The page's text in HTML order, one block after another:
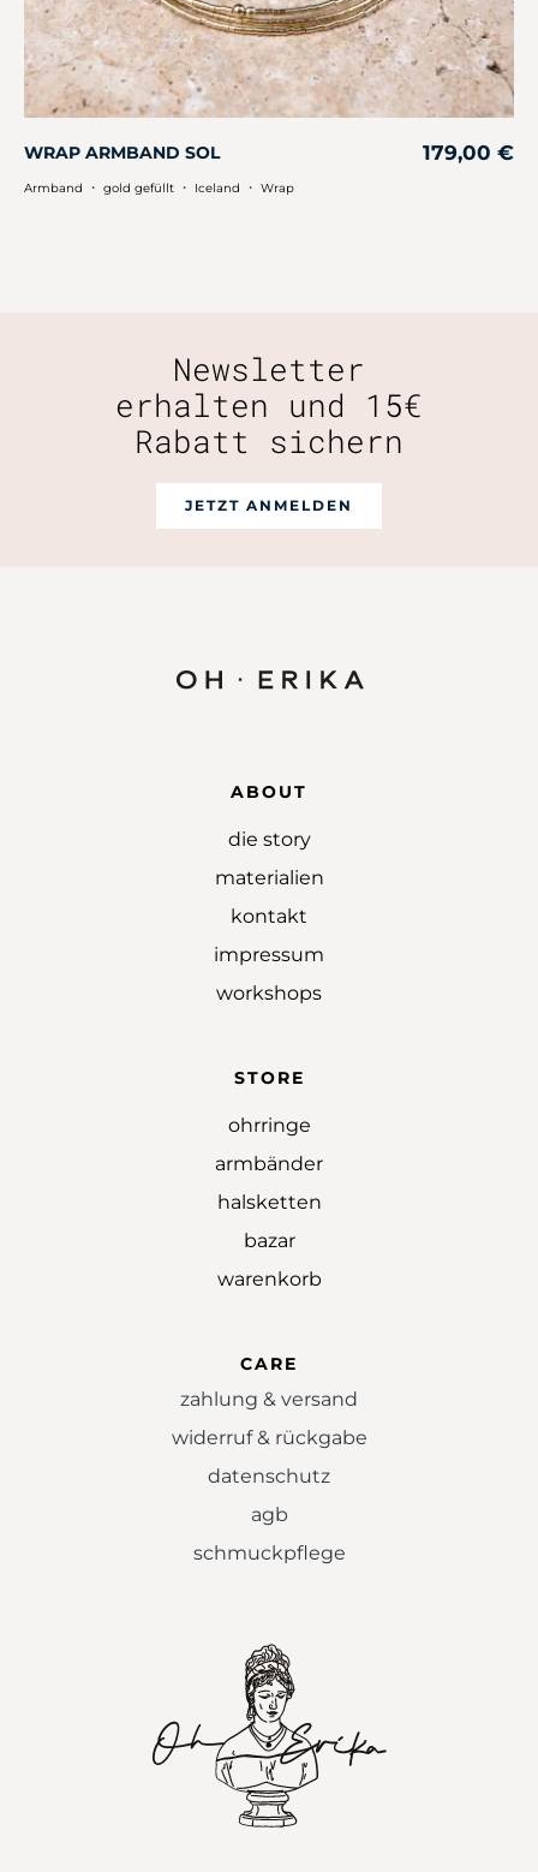
WRAP ARMBAND SOL 179,00 €
Armband ・ gold gefüllt ・ Iceland ・ Wrap
Newsletter
erhalten und 15€
Rabatt sichern
JETZT ANMELDEN
ABOUT
die story
materialien
kontakt
impressum
workshops
STORE
ohrringe
armbänder
halsketten
bazar
warenkorb
CARE
zahlung & versand
widerruf & rückgabe
datenschutz
agb
schmuckpflege